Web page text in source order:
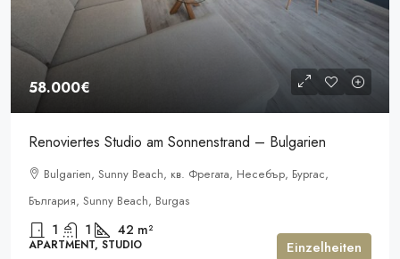
58.000€
Renoviertes Studio am Sonnenstrand – Bulgarien
Bulgarien, Sunny Beach, кв. Фрегата, Несебър, Бургас,
България, Sunny Beach, Burgas
1 1 42 m²
APARTMENT, STUDIO Einzelheiten